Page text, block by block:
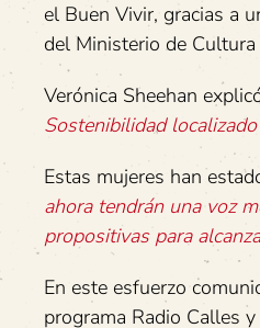
el Buen Vivir, gracias a
del Ministerio de Cultura
Verónica Sheehan
Sostenibilidad
Estas mujeres han
ahora tendrán una voz
propositivas para
En este esfuerzo
programa Radio Calles